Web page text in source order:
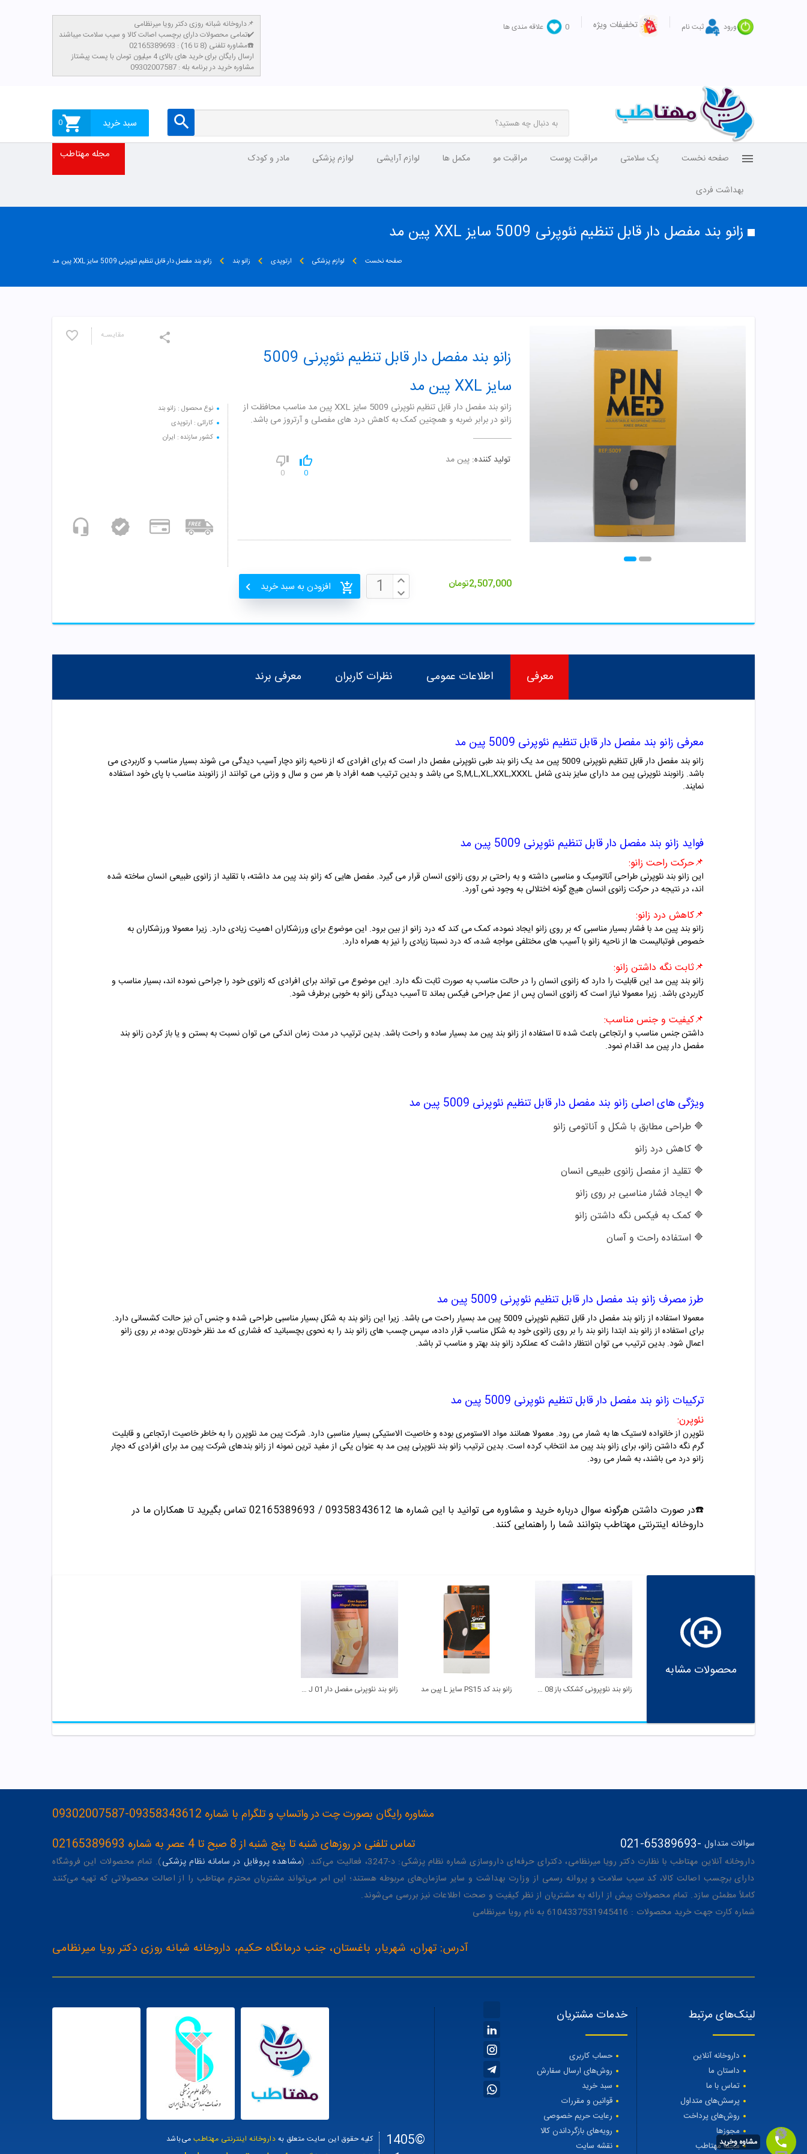
ورود ثبت نام تخفیفات ویژه 0 علاقه مندی ها
داروخانه شبانه روزی دکتر رویا میرنظامی📌
تمامی محصولات دارای برچسب اصالت کالا و سیب سلامت میباشند✔️
مشاوره تلفنی (8 تا 16) : 02165389693☎️
​ارسال رایگان برای خرید های بالای 4 میلیون تومان با پست پیشتاز
مشاوره خرید در برنامه بله : 09302007587
سبد خرید 0
صفحه نخست پک سلامتی مراقبت پوست مراقبت مو مکمل ها لوازم آرایشی لوازم پزشکی مادر و کودک
بهداشت فردی
مجله مهتاطب
زانو بند مفصل دار قابل تنظیم نئوپرنی 5009 سایز XXL پین مد
صفحه نخست لوازم پزشکی ارتوپدی زانو بند زانو بند مفصل دار قابل تنظیم نئوپرنی 5009 سایز XXL پین مد
مقایسـه
نوع محصول : زانو بند
کارائی : ارتوپدی
کشور سازنده : ایران
زانو بند مفصل دار قابل تنظیم نئوپرنی 5009
سایز XXL پین مد
زانو بند مفصل دار قابل تنظیم نئوپرنی 5009 سایز XXL پین مد مناسب محافظت از
زانو در برابر ضربه و همچنین کمک به کاهش درد های مفصلی و آرتروز می باشد.
تولید کننده: پین مد
0
0
2,507,000تومان افزودن به سبد خرید
معرفی اطلاعات عمومی نظرات کاربران معرفی برند
معرفی زانو بند مفصل دار قابل تنظیم نئوپرنی 5009 پین مد
زانو بند مفصل دار قابل تنظیم نئوپرنی 5009 پین مد یک زانو بند طبی نئوپرنی مفصل دار است کهبرای افرادی که از ناحیه زانو دچار آسیب دیدگی می شوند بسیار مناسب و کاربردی می
باشد. زانوبند نئوپرنی پین مد دارای سایز بندی شامل S,M,L,XL,XXL,XXXL می باشد و بدین ترتیب همه افراد با هر سن و سال و وزنی می توانند از زانوبند مناسب با پای خود استفاده
نمایند.
فواید زانو بند مفصل دار قابل تنظیم نئوپرنی 5009 پین مد
📌حرکت راحت زانو:
این زانو بند نئوپرنی طراحی آناتومیک و مناسبی داشته و به راحتی بر روی زانوی انسان قرار می گیرد. مفصل هایی که زانو بند پین مد داشته، با تقلید از زانوی طبیعی انسان ساخته شده
اند، در نتیجه در حرکت زانوی انسان هیچ گونه اختلالی به وجود نمی آورد.
📌کاهش درد زانو:
زانو بند پین مد با فشار بسیار مناسبی که بر روی زانو ایجاد نموده، کمک می کند که درد زانو از بین برود. این موضوع برای ورزشکاران اهمیت زیادی دارد. زیرا معمولا ورزشکاران به
خصوص فوتبالیست ها از ناحیه زانو با آسیب های مختلفی مواجه شده، که درد نسبتا زیادی را نیز به همراه دارد.
📌ثابت نگه داشتن زانو:
زانو بند پین مد این قابلیت را دارد که زانوی انسان را در حالت مناسب به صورت ثابت نگه دارد. این موضوع می تواند برای افرادی که زانوی خود را جراحی نموده اند، بسیار مناسب و
کاربردی باشد. زیرا معمولا نیاز است که زانوی انسان پس از عمل جراحی فیکس بماند تا آسیب دیدگی زانو به خوبی برطرف شود.
📌کیفیت و جنس مناسب:
داشتن جنس مناسب و ارتجاعی باعث شده تا استفاده از زانو بند پین مد بسیار ساده و راحت باشد. بدین ترتیب در مدت زمان اندکی می توان نسبت به بستن و یا باز کردن زانو بند
مفصل دار پین مد اقدام نمود.
ویژگی های اصلی زانو بند مفصل دار قابل تنظیم نئوپرنی 5009 پین مد
🔷 طراحی مطابق با شکل و آناتومی زانو
🔷 کاهش درد زانو
🔷 تقلید از مفصل زانوی طبیعی انسان
🔷 ایجاد فشار مناسبی بر روی زانو
🔷 کمک به فیکس نگه داشتن زانو
🔷 استفاده راحت و آسان
طرز مصرف زانو بند مفصل دار قابل تنظیم نئوپرنی 5009 پین مد
معمولا استفاده از زانو بند مفصل دار قابل تنظیم نئوپرنی 5009 پین مد بسیار راحت می باشد. زیرا این زانو بند به شکل بسیار مناسبی طراحی شده و جنس آن نیز حالت کشسانی دارد.
برای استفاده از زانو بند ابتدا زانو بند را بر روی زانوی خود به شکل مناسب قرار داده، سپس چسب های زانو بند را به نحوی بچسبانید که فشاری که مد نظر خودتان بوده، بر روی زانو
اعمال شود. بدین ترتیب می توان انتظار داشت که عملکرد زانو بند بهتر و مناسب تر باشد.
ترکیبات زانو بند مفصل دار قابل تنظیم نئوپرنی 5009 پین مد
نئوپرن:
نئوپرن از خانواده لاستیک ها به شمار می رود. معمولا همانند مواد الاستومری بوده و خاصیت الاستیکی بسیار مناسبی دارد. شرکت پین مد نئوپرن را به خاطر خاصیت ارتجاعی و قابلیت
گرم نگه داشتن زانو، برای زانو بند پین مد انتخاب کرده است. بدین ترتیب زانو بند نئوپرنی پین مد به عنوان یکی از مفید ترین نمونه از زانو بندهای شرکت پین مد برای افرادی که دچار
زانو درد می باشند، به شمار می رود.
☎️در صورت داشتن هرگونه سوال درباره خرید و مشاوره می توانید با این شماره ها 09358343612 / 02165389693
تماس بگیرید تا همکاران ما در
داروخانه اینترنتی مهتاطب بتوانند شما را راهنمایی کنند.
محصولات مشابه
زانو بند نئوپرونی کشکک باز J 08 سایز M راست تینور زانو بند کد PS15 سایز L پین مد زانو بند نئوپرنی مفصل دار J 01 سایز XXXL تینور
مشاوره رایگان بصورت چت در واتساپ و تلگرام با شماره 09358343612-09302007587
تماس تلفنی در روزهای شنبه تا پنج شنبه از 8 صبح تا 4 عصر به شماره 02165389693
021-65389693 سوالات متداول -
داروخانه آنلاین مهتاطب با نظارت دکتر رویا میرنظامی، دکترای حرفه‌ای داروسازی شماره نظام پزشکی: د-3247، فعالیت می‌کند. ( مشاهده پروفایل در سامانه نظام پزشکی). تمام محصولات این فروشگاه
دارای برچسب اصالت کالا، کد سیب سلامت و پروانه رسمی از وزارت بهداشت و سایر سازمان‌های مربوطه هستند؛ این امر می‌تواند مشتریان محترم مهتاطب را از اصالت محصولاتی که تهیه می‌کنند
کاملاً مطمئن سازد. تمام محصولات پیش از ارائه به مشتریان از نظر کیفیت و صحت اطلاعات نیز بررسی می‌شوند.
شماره کارت جهت خرید محصولات : 6104337531945416 به نام رویا میرنظامی
آدرس: تهران، شهریار، باغستان، جنب درمانگاه حکیم، داروخانه شبانه روزی دکتر رویا میرنظامی
لینک‌های مرتبط
داروخانه آنلاین
داستان ما
تماس با ما
پرسش‌های متداول
روش‌های پرداخت
مجوزها
مجله مهتاطب
خدمات مشتریان
حساب کاربری
روش‌های ارسال سفارش
سبد خرید
قوانین و مقررات
رعایت حریم خصوصی
رویه‌های بازگرداندن کالا
نقشه سایت
©1405 کلیه حقوق این سایت متعلق به داروخانه اینترنتی مهتاطب می‌باشد مشاوه وخرید